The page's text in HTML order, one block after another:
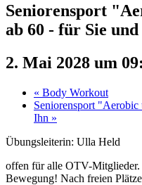
Seniorensport
ab 60 - für Sie
2. Mai 2028 um
« Body Workout
Seniorensport
Ihn »
Übungsleiterin: Ulla Held
offen für alle OTV-Mitglieder.
Bewegung! Nach freien